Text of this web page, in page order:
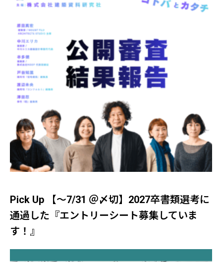
Pick Up 【～7/31 ＠〆切】2027卒書類選考に
通過した『エントリーシート募集していま
す！』